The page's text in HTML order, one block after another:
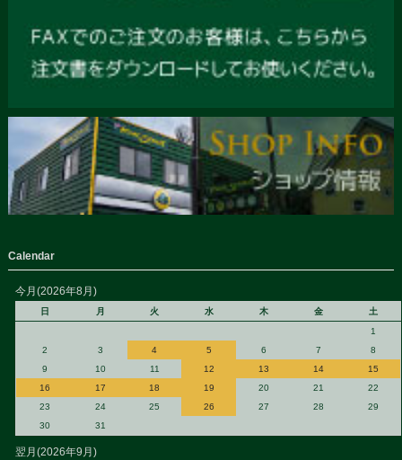
Calendar
今月(2026年8月)
日 月 火 水 木 金
土
1
2
3 4 5 6 7
8
9
10 11 12 13 14
15
16
17 18 19 20 21
22
23
24 25 26 27 28
29
30
31
翌月(2026年9月)